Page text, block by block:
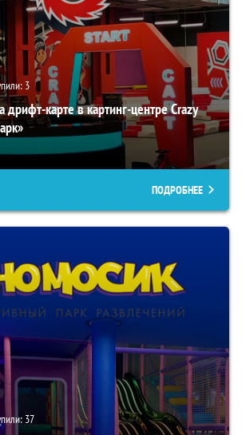
3
дрифт-карте в картинг-центре Crazy
ПОДРОБНЕЕ
37